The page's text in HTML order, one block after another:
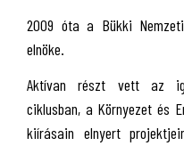
2009 óta a Bükki
elnöke.
Aktívan részt vett az
ciklusban, a Környezet és
kiírásain elnyert